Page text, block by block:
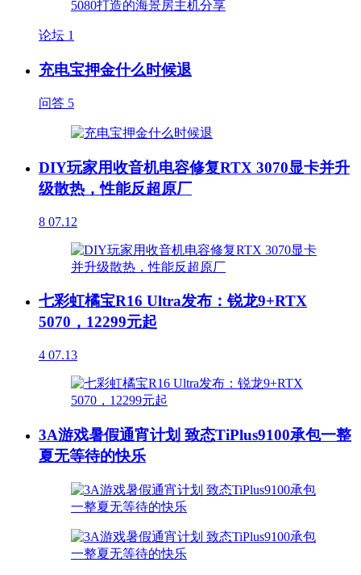
论坛 1
充电宝押金什么时候退
问答 5
DIY玩家用收音机电容修复RTX 3070显卡并升
级散热，性能反超原厂
8 07.12
七彩虹橘宝R16 Ultra发布：锐龙9+RTX
5070，12299元起
4 07.13
3A游戏暑假通宵计划 致态TiPlus9100承包一整
夏无等待的快乐